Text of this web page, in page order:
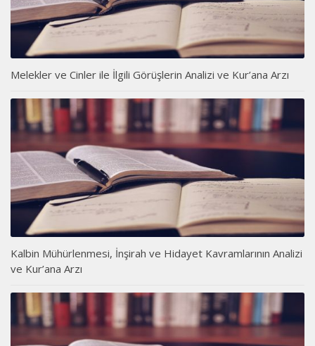
Melekler ve Cinler ile İlgili Görüşlerin Analizi ve Kur’ana Arzı
Kalbin Mühürlenmesi, İnşirah ve Hidayet Kavramlarının Analizi
ve Kur’ana Arzı